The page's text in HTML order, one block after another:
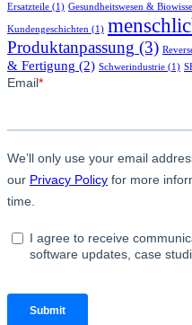
Ersatzteile (1) Gesundheitswesen &
Kundengeschichten (1)
Produktanpassung (3)
& Fertigung (2) Schwerindustrie (1)